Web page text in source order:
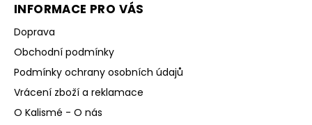
INFORMACE PRO VÁS
Doprava
Obchodní podmínky
Podmínky ochrany osobních údajů
Vrácení zboží a reklamace
O Kalismé - O nás